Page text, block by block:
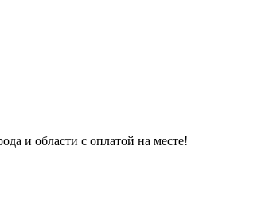
и области с оплатой на месте!